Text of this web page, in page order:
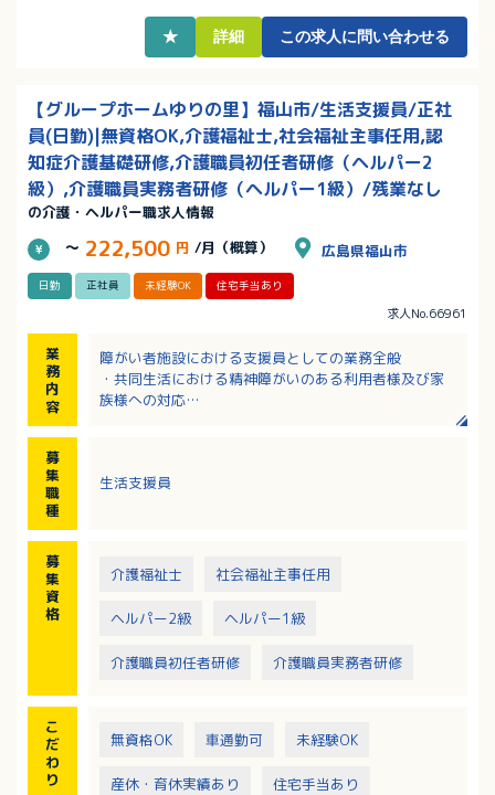
★ 詳細 この求人に問い合わせる
【グループホームゆりの里】福山市/生活支援員/正社
員(日勤)|無資格OK,介護福祉士,社会福祉主事任用,認
知症介護基礎研修,介護職員初任者研修（ヘルパー2
級）,介護職員実務者研修（ヘルパー1級）/残業なし
の介護・ヘルパー職求人情報
～ 222,500 円 /月（概算） 広島県福山市
日勤 正社員 未経験OK 住宅手当あり
求人No.66961
業
務
内
容
障がい者施設における支援員としての業務全般
・共同生活における精神障がいのある利用者様及び家
族様への対応
・利用者様不調時の診察同行
募
集
職
種
生活支援員
募
集
資
格
介護福祉士 社会福祉主事任用
ヘルパー2級 ヘルパー1級
介護職員初任者研修 介護職員実務者研修
こ
だ
わ
り
無資格OK 車通勤可 未経験OK
産休・育休実績あり 住宅手当あり